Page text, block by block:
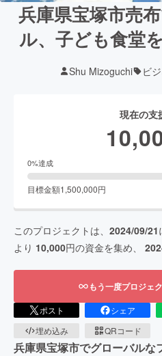
兵庫県宝塚市売
ル、子ども食堂
Shu Mizoguchi ビ
現在の支
0%達成
目標金額1,500,000円
このプロジェクトは、 2024/09/21
より 10,000円の資金を集め、
もう一度プロジェ
ポスト シェア
埋め込み
QRコード
兵庫県宝塚市でグローバルな